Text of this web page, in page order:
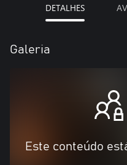
DETALHES
Galeria
Este conteúdo